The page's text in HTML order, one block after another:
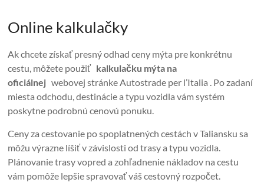
Online kalkulačky
Ak chcete získať presný odhad ceny mýta pre konkrétnu
cestu, môžete použiť kalkulačku mýta na
oficiálnej webovej stránke Autostrade per l’Italia . Po zadaní
miesta odchodu, destinácie a typu vozidla vám systém
poskytne podrobnú cenovú ponuku.
Ceny za cestovanie po spoplatnených cestách v Taliansku sa
môžu výrazne líšiť v závislosti od trasy a typu vozidla.
Plánovanie trasy vopred a zohľadnenie nákladov na cestu
vám pomôže lepšie spravovať váš cestovný rozpočet.